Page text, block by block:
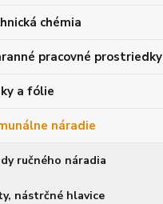
chémia
pracovné prostriedky
a fólie
náradie
ručného náradia
nástrčné hlavice